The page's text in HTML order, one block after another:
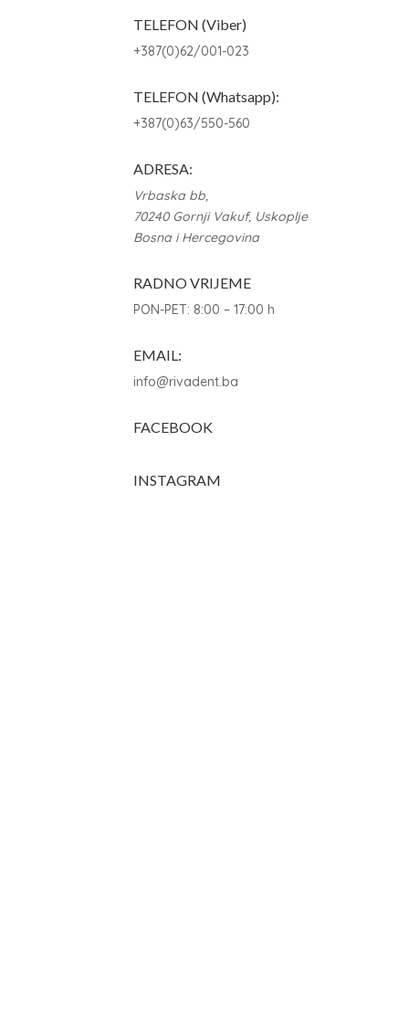
TELEFON (Viber)
+387(0)62/001-023
TELEFON (Whatsapp):
+387(0)63/550-560
ADRESA:
Vrbaska bb,
70240 Gornji Vakuf, Uskoplje
Bosna i Hercegovina
RADNO VRIJEME
PON-PET: 8:00 – 17:00 h
EMAIL:
info@rivadent.ba
FACEBOOK
INSTAGRAM